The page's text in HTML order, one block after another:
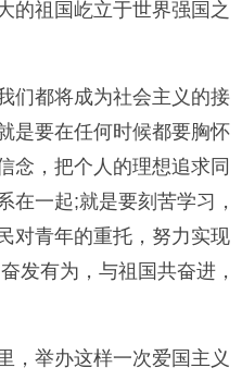
的祖国屹立于世界强国之
们都将成为社会主义的接
是要在任何时候都要胸怀
念，把个人的理想追求同
在一起;就是要刻苦学习，
对青年的重托，努力实现
发有为，与祖国共奋进，
，举办这样一次爱国主义